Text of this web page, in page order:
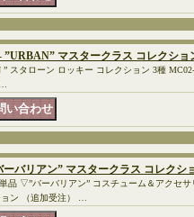
”URBAN” マスタークラス コレクショ
” スタローン ロッキー コレクション 3種
ーバリアン” マスタークラス コレク
品 ▽”バーバリアン” コスチューム＆アクセ
ン （追加受注） …